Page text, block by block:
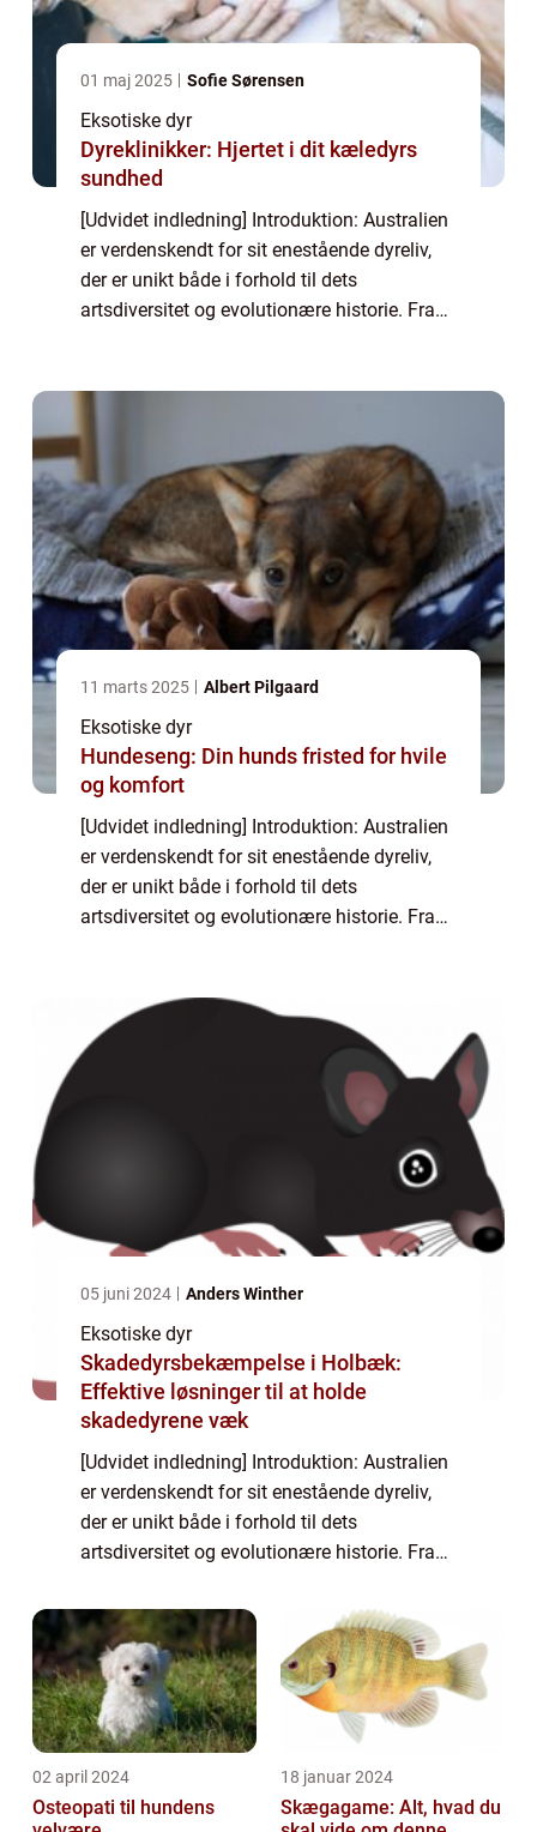
01 maj 2025 Sofie Sørensen
Eksotiske dyr
Dyreklinikker: Hjertet i dit kæledyrs
sundhed
[Udvidet indledning] Introduktion: Australien
er verdenskendt for sit enestående dyreliv,
der er unikt både i forhold til dets
artsdiversitet og evolutionære historie. Fra
11 marts 2025 Albert Pilgaard
Eksotiske dyr
Hundeseng: Din hunds fristed for hvile
og komfort
[Udvidet indledning] Introduktion: Australien
er verdenskendt for sit enestående dyreliv,
der er unikt både i forhold til dets
artsdiversitet og evolutionære historie. Fra
05 juni 2024 Anders Winther
Eksotiske dyr
Skadedyrsbekæmpelse i Holbæk:
Effektive løsninger til at holde
skadedyrene væk
[Udvidet indledning] Introduktion: Australien
er verdenskendt for sit enestående dyreliv,
der er unikt både i forhold til dets
artsdiversitet og evolutionære historie. Fra
til klitterspringmus er Australie...
02 april 2024
Osteopati til hundens
18 januar 2024
Skægagame: Alt, hvad du